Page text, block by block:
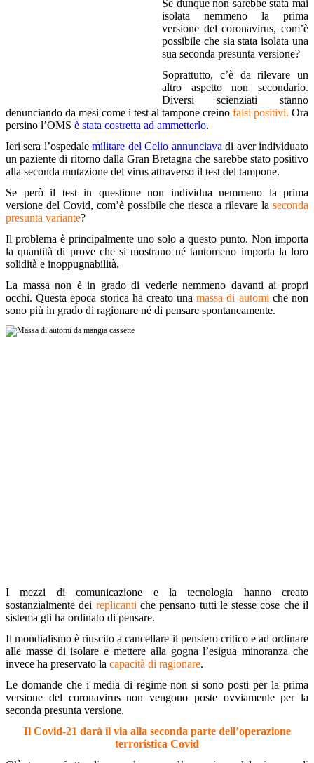
Se dunque non sarebbe stata mai
isolata nemmeno la prima
versione del coronavirus, com’è
possibile che sia stata isolata una
sua seconda presunta versione?
Soprattutto, c’è da rilevare un
altro aspetto non secondario.
Diversi scienziati stanno
denunciando da mesi come i test al tampone creino falsi positivi. Ora
persino l’OMS è stata costretta ad ammetterlo.
Ieri sera l’ospedalemilitare del Celio annunciava di aver individuato
un paziente di ritorno dalla Gran Bretagna che sarebbe stato positivo
alla seconda mutazione del virus attraverso il test del tampone.
Se però il test in questione non individua nemmeno la prima
versione del Covid, com’è possibile che riesca a rilevare la seconda
presunta variante?
Il problema è principalmente uno solo a questo punto. Non importa
la quantità di prove che si mostrano né tantomeno importa la loro
solidità e inoppugnabilità.
La massa non è in grado di vederle nemmeno davanti ai propri
occhi. Questa epoca storica ha creato unamassa di automi che non
sono più in grado di ragionare né di pensare spontaneamente.
I mezzi di comunicazione e la tecnologia hanno creato
sostanzialmente dei replicanti che pensano tutti le stesse cose che il
sistema gli ha ordinato di pensare.
Il mondialismo è riuscito a cancellare il pensiero critico e ad ordinare
alle masse di isolare e mettere alla gogna l’esigua minoranza che
invece ha preservato la capacità di ragionare.
Le domande che i media di regime non si sono posti per la prima
versione del coronavirus non vengono poste ovviamente per la
seconda presunta versione.
Il Covid-21 darà il via alla seconda parte dell’operazione
terroristica Covid